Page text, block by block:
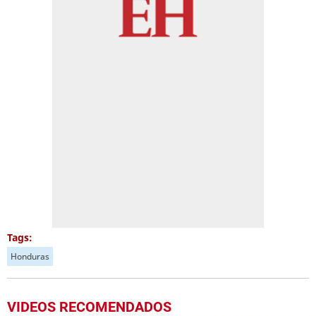
Tags:
Honduras
VIDEOS RECOMENDADOS